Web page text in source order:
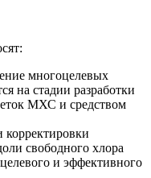
многоцелевых
на стадии разработки
МХС и средством
корректировки
свободного хлора
и эффективного